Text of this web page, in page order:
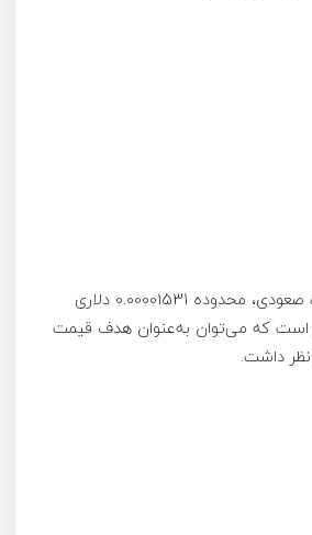
در صورت شروع حرکت صعودی، محدوده 0.00001531 دلاری
است که می‌توان به‌عنوان هدف قیمت
داشت.